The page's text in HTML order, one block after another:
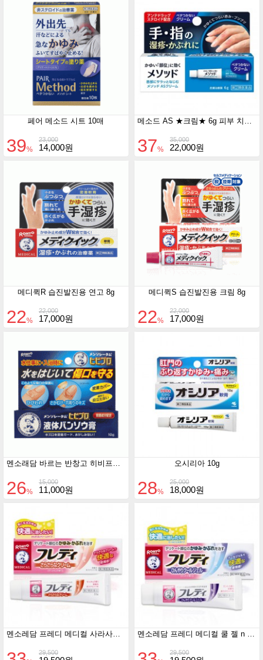
페어 메소드 시트 10매
23,000
39% 14,000원
메소드 AS ★크림★ 6g 피부 치료제 손가락 습진 염증
35,000
37% 22,000원
메디퀵R 습진발진용 연고 8g
22,000
22% 17,000원
메디퀵S 습진발진용 크림 8g
22,000
22% 17,000원
15,000
26% 11,000원
오시리아 10g
25,000
28% 18,000원
멘소레담 프레디 메디컬 사라사라 크림 n
29,500
멘소레담 프레디 메디컬 쿨 젤 n 22g
29,500